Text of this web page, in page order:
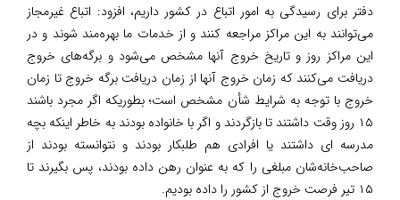
دفتر برای رسیدگی به امور اتباع در کشور داریم، افزود: اتباع غیرمجاز
می‌توانند به این مراکز مراجعه کنند و از خدمات ما بهره‌مند شوند و در
این مراکز روز و تاریخ خروج آنها مشخص می‌شود و برگه‌های خروج
دریافت می‌کنند که زمان خروج آنها از زمان دریافت برگه خروج تا زمان
خروج با توجه به شرایط شأن مشخص است؛ بطوریکه اگر مجرد باشند
۱۵ روز وقت داشتند تا بازگردند و اگر با خانواده بودند به خاطر اینکه بچه
مدرسه ای داشتند یا افرادی هم طلبکار بودند و نتوانسته بودند از
صاحب‌خانه‌شان مبلغی را که به عنوان رهن داده بودند، پس بگیرند تا
۱۵ تیر فرصت خروج از کشور را داده بودیم.